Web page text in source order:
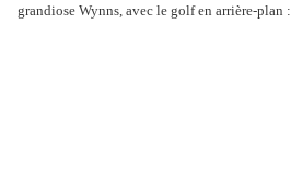
grandiose Wynns, avec le golf en arrière-plan :